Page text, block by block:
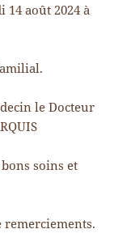
14 août 2024 à
le Docteur
soins et
remerciements.